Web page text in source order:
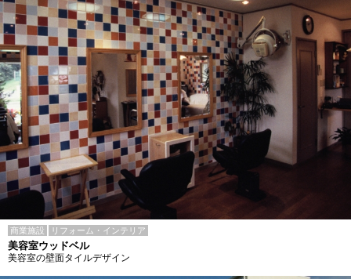
商業施設 リフォーム・インテリア
美容室ウッドベル
美容室の壁面タイルデザイン